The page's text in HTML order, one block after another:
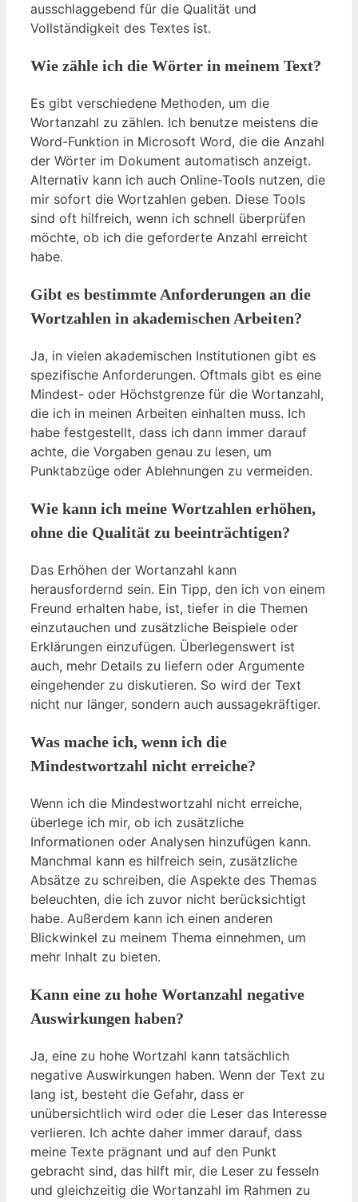
ausschlaggebend für die Qualität und
Vollständigkeit des Textes ist.
Wie zähle ich die Wörter in meinem Text?
Es gibt verschiedene Methoden, um die
Wortanzahl zu zählen. Ich benutze meistens die
Word-Funktion in Microsoft Word, die die Anzahl
der Wörter im Dokument automatisch anzeigt.
Alternativ kann ich auch Online-Tools nutzen, die
mir sofort die Wortzahlen geben. Diese Tools
sind oft hilfreich, wenn ich schnell überprüfen
möchte, ob ich die geforderte Anzahl erreicht
habe.
Gibt es bestimmte Anforderungen an die
Wortzahlen in akademischen Arbeiten?
Ja, in vielen akademischen Institutionen gibt es
spezifische Anforderungen. Oftmals gibt es eine
Mindest- oder Höchstgrenze für die Wortanzahl,
die ich in meinen Arbeiten einhalten muss. Ich
habe festgestellt, dass ich dann immer darauf
achte, die Vorgaben genau zu lesen, um
Punktabzüge oder Ablehnungen zu vermeiden.
Wie kann ich meine Wortzahlen erhöhen,
ohne die Qualität zu beeinträchtigen?
Das Erhöhen der Wortanzahl kann
herausfordernd sein. Ein Tipp, den ich von einem
Freund erhalten habe, ist, tiefer in die Themen
einzutauchen und zusätzliche Beispiele oder
Erklärungen einzufügen. Überlegenswert ist
auch, mehr Details zu liefern oder Argumente
eingehender zu diskutieren. So wird der Text
nicht nur länger, sondern auch aussagekräftiger.
Was mache ich, wenn ich die
Mindestwortzahl nicht erreiche?
Wenn ich die Mindestwortzahl nicht erreiche,
überlege ich mir, ob ich zusätzliche
Informationen oder Analysen hinzufügen kann.
Manchmal kann es hilfreich sein, zusätzliche
Absätze zu schreiben, die Aspekte des Themas
beleuchten, die ich zuvor nicht berücksichtigt
habe. Außerdem kann ich einen anderen
Blickwinkel zu meinem Thema einnehmen, um
mehr Inhalt zu bieten.
Kann eine zu hohe Wortanzahl negative
Auswirkungen haben?
Ja, eine zu hohe Wortzahl kann tatsächlich
negative Auswirkungen haben. Wenn der Text zu
lang ist, besteht die Gefahr, dass er
unübersichtlich wird oder die Leser das Interesse
verlieren. Ich achte daher immer darauf, dass
meine Texte prägnant und auf den Punkt
gebracht sind, das hilft mir, die Leser zu fesseln
und gleichzeitig die Wortanzahl im Rahmen zu